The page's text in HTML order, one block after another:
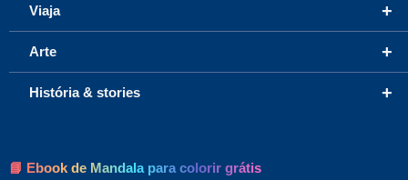
+
Viaja
+
Arte
+
História & stories
📘 Ebook de Mandala para colorir grátis